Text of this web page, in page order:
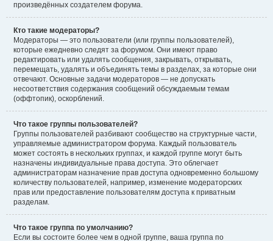
произведённых создателем форума.
Кто такие модераторы?
Модераторы — это пользователи (или группы пользователей),
которые ежедневно следят за форумом. Они имеют право
редактировать или удалять сообщения, закрывать, открывать,
перемещать, удалять и объединять темы в разделах, за которые они
отвечают. Основные задачи модераторов — не допускать
несоответствия содержания сообщений обсуждаемым темам
(оффтопик), оскорблений.
Что такое группы пользователей?
Группы пользователей разбивают сообщество на структурные части,
управляемые администратором форума. Каждый пользователь
может состоять в нескольких группах, и каждой группе могут быть
назначены индивидуальные права доступа. Это облегчает
администраторам назначение прав доступа одновременно большому
количеству пользователей, например, изменение модераторских
прав или предоставление пользователям доступа к приватным
разделам.
Что такое группа по умолчанию?
Если вы состоите более чем в одной группе, ваша группа по